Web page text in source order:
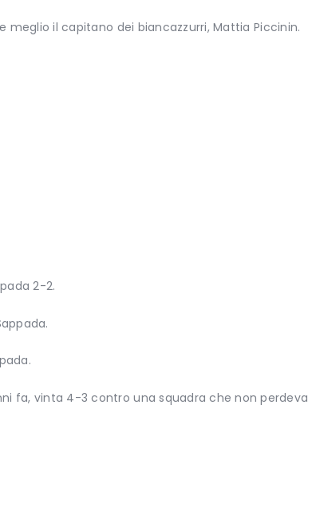
il capitano dei biancazzurri, Mattia Piccinin.
2-2.
fa, vinta 4-3 contro una squadra che non perdeva